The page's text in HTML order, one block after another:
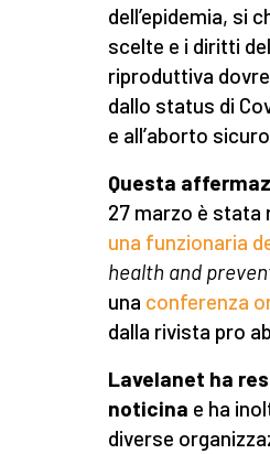
dell’epidemia, si
scelte e i diritti
riproduttiva
dallo status di
e all’aborto
Questa
27 marzo è stata
una funzionaria
health and
una conferenza
dalla rivista pro
Lavelanet ha
noticina e ha
diverse